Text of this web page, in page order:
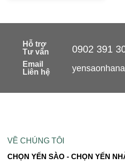
Hỗ trợ
Tư vấn
0902 391
Email
Liên hệ
VỀ CHÚNG TÔI
CHỌN YẾN SÀO - CHỌN YẾN